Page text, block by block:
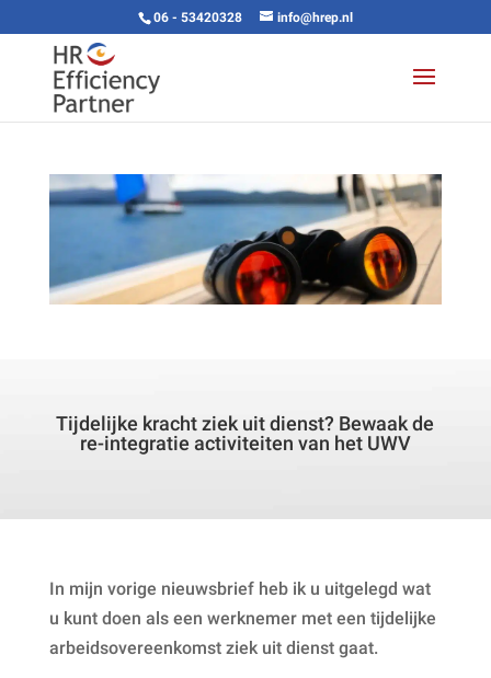
06 - 53420328 info@hrep.nl
Tijdelijke kracht ziek uit dienst? Bewaak de
re-integratie activiteiten van het UWV
In mijn vorige nieuwsbrief heb ik u uitgelegd wat
u kunt doen als een werknemer met een tijdelijke
arbeidsovereenkomst ziek uit dienst gaat.